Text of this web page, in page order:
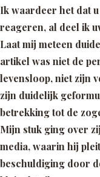
Ik waardeer het dat
reageren, al deel ik
Laat mij meteen
artikel was niet de
levensloop, niet zijn
zijn duidelijk
betrekking tot de
Mijn stuk ging over
media, waarin hij
beschuldiging door